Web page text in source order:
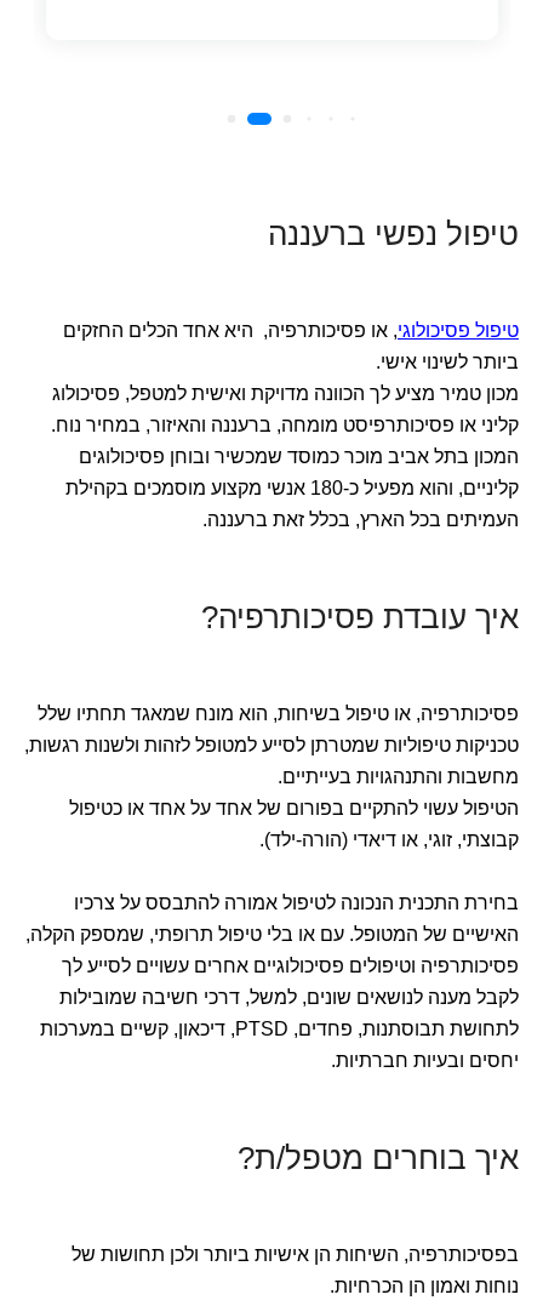
טיפול נפשי ברעננה
טיפול פסיכולוגי, או פסיכותרפיה, היא אחד הכלים החזקים
ביותר לשינוי אישי.
מכון טמיר מציע לך הכוונה מדויקת ואישית למטפל, פסיכולוג
קליני או פסיכותרפיסט מומחה, ברעננה והאיזור, במחיר נוח.
המכון בתל אביב מוכר כמוסד שמכשיר ובוחן פסיכולוגים
קליניים, והוא מפעיל כ-180 אנשי מקצוע מוסמכים בקהילת
העמיתים בכל הארץ, בכלל זאת ברעננה.
איך עובדת פסיכותרפיה?
פסיכותרפיה, או טיפול בשיחות, הוא מונח שמאגד תחתיו שלל
טכניקות טיפוליות שמטרתן לסייע למטופל לזהות ולשנות רגשות,
מחשבות והתנהגויות בעייתיים.
הטיפול עשוי להתקיים בפורום של אחד על אחד או כטיפול
קבוצתי, זוגי, או דיאדי (הורה-ילד).
בחירת התכנית הנכונה לטיפול אמורה להתבסס על צרכיו
האישיים של המטופל. עם או בלי טיפול תרופתי, שמספק הקלה,
פסיכותרפיה וטיפולים פסיכולוגיים אחרים עשויים לסייע לך
לקבל מענה לנושאים שונים, למשל, דרכי חשיבה שמובילות
לתחושת תבוסתנות, פחדים, PTSD, דיכאון, קשיים במערכות
יחסים ובעיות חברתיות.
איך בוחרים מטפל/ת?
בפסיכותרפיה, השיחות הן אישיות ביותר ולכן תחושות של
נוחות ואמון הן הכרחיות.